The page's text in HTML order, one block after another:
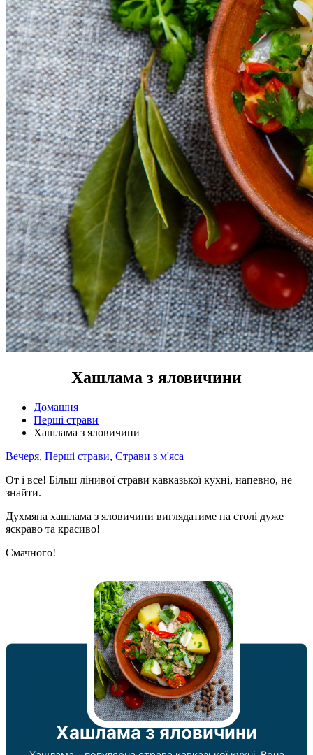
Хашлама з яловичини
Домашня
Перші страви
Хашлама з яловичини
Вечеря, Перші страви, Страви з м'яса
От і все! Більш лінивої страви кавказької кухні, напевно, не
знайти.
Духмяна хашлама з яловичини виглядатиме на столі дуже
яскраво та красиво!
Смачного!
Хашлама з яловичини